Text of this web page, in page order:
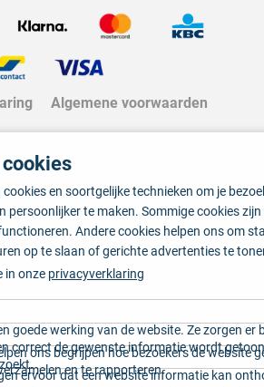
Algemene voorwaarden
en soortgelijke technieken om je
persoonlijker te maken. Sommige cookies
Andere cookies helpen ons om
op te slaan of gerichte advertenties te
in onze privacyverklaring
goede werking van de website. Ze zorgen er
correct de gewenste informatie wordt
ons begrijpen hoe bezoekers de website
en te rapporteren.
ervoor dat een website informatie kan